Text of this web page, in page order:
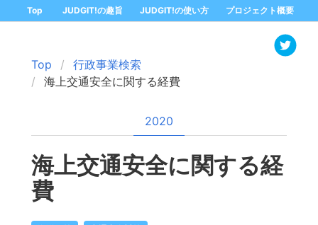
Top JUDGIT!の趣旨 JUDGIT!の使い方 プロジェクト概要
Top
行政事業検索
海上交通安全に関する経費
2020
海上交通安全に関する経
費